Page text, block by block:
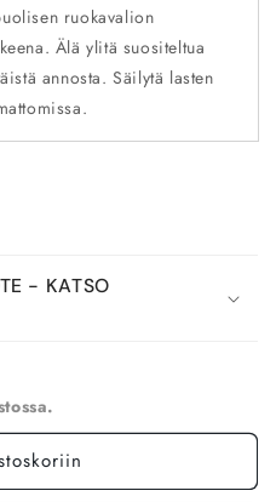
ruokavalion
Älä ylitä suositeltua
annosta. Säilytä lasten
- KATSO